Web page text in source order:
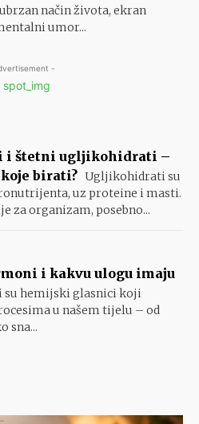
način života, ekran
umor...
-
i štetni ugljikohidrati –
birati? Ugljikohidrati su
uz proteine i masti.
za organizam, posebno...
i kakvu ulogu imaju
su hemijski glasnici koji
u našem tijelu – od
sna...